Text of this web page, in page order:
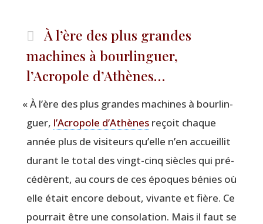
À l’ère des plus grandes
machines à bourlinguer,
l’Acropole d’Athènes…
«À l’ère des plus grandes machines à bour­lin­
guer, l’Acropole d’Athènesreçoit chaque
année plus de visi­teurs qu’elle n’en accueillit
durant le total des vingt-cinq siècles qui pré­
cé­dèrent, au cours de ces époques bénies où
elle était encore debout, vivante et fière. Ce
pour­rait être une conso­la­tion. Mais il faut se